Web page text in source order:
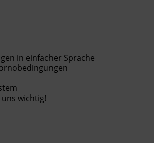
in einfacher Sprache
wichtig!